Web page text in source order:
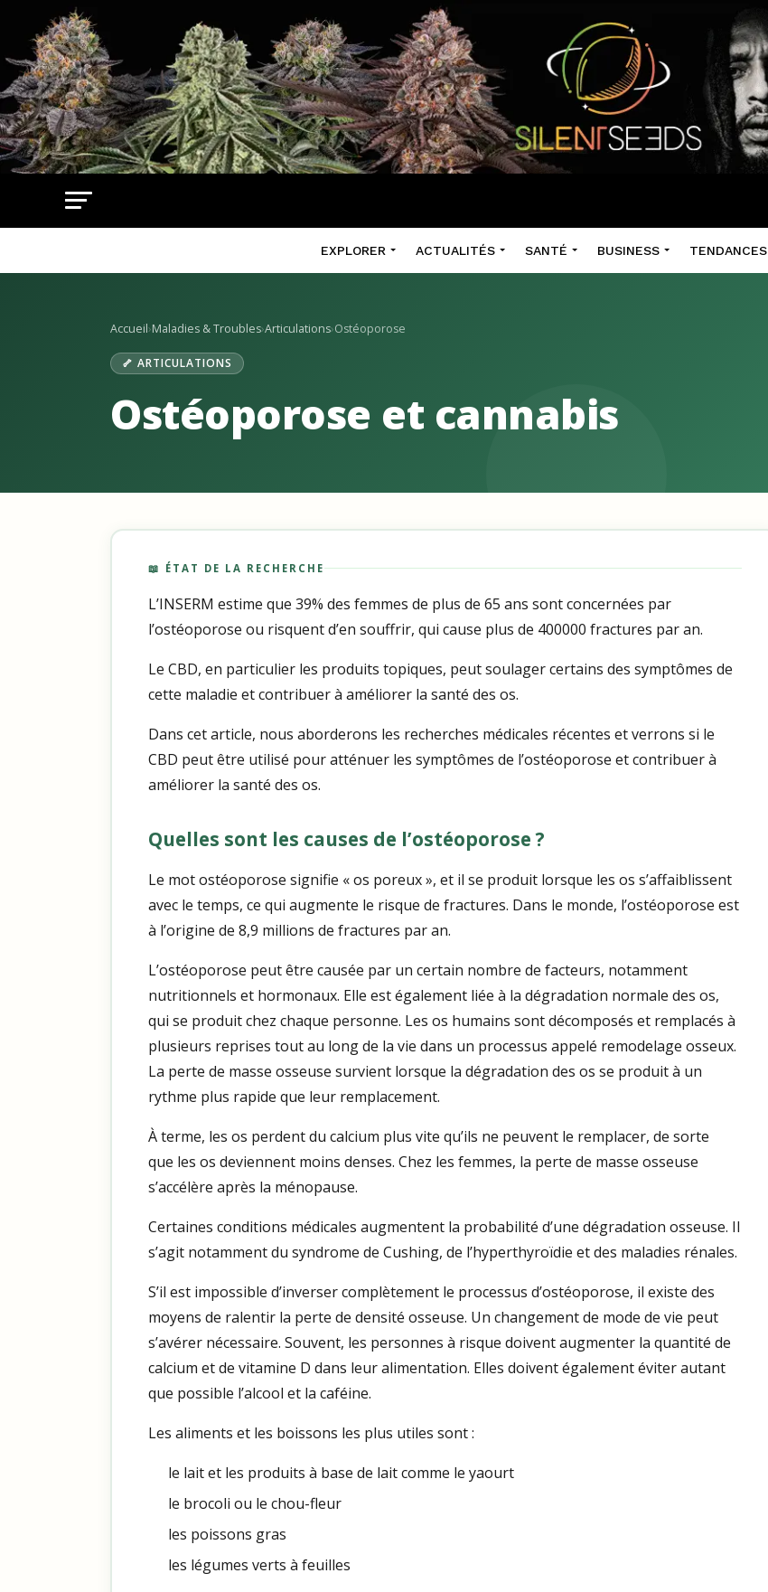
EXPLORER ACTUALITÉS SANTÉ BUSINESS TENDANCES
Accueil›Maladies & Troubles›Articulations›Ostéoporose
🦴 ARTICULATIONS
Ostéoporose et cannabis
📖 ÉTAT DE LA RECHERCHE
L’INSERM estime que 39% des femmes de plus de 65 ans sont concernées par
l’ostéoporose ou risquent d’en souffrir, qui cause plus de 400000 fractures par an.
Le CBD, en particulier les produits topiques, peut soulager certains des symptômes de
cette maladie et contribuer à améliorer la santé des os.
Dans cet article, nous aborderons les recherches médicales récentes et verrons si le
CBD peut être utilisé pour atténuer les symptômes de l’ostéoporose et contribuer à
améliorer la santé des os.
Quelles sont les causes de l’ostéoporose ?
Le mot ostéoporose signifie « os poreux », et il se produit lorsque les os s’affaiblissent
avec le temps, ce qui augmente le risque de fractures. Dans le monde, l’ostéoporose est
à l’origine de 8,9 millions de fractures par an.
L’ostéoporose peut être causée par un certain nombre de facteurs, notamment
nutritionnels et hormonaux. Elle est également liée à la dégradation normale des os,
qui se produit chez chaque personne. Les os humains sont décomposés et remplacés à
plusieurs reprises tout au long de la vie dans un processus appelé remodelage osseux.
La perte de masse osseuse survient lorsque la dégradation des os se produit à un
rythme plus rapide que leur remplacement.
À terme, les os perdent du calcium plus vite qu’ils ne peuvent le remplacer, de sorte
que les os deviennent moins denses. Chez les femmes, la perte de masse osseuse
s’accélère après la ménopause.
Certaines conditions médicales augmentent la probabilité d’une dégradation osseuse. Il
s’agit notamment du syndrome de Cushing, de l’hyperthyroïdie et des maladies rénales.
S’il est impossible d’inverser complètement le processus d’ostéoporose, il existe des
moyens de ralentir la perte de densité osseuse. Un changement de mode de vie peut
s’avérer nécessaire. Souvent, les personnes à risque doivent augmenter la quantité de
calcium et de vitamine D dans leur alimentation. Elles doivent également éviter autant
que possible l’alcool et la caféine.
Les aliments et les boissons les plus utiles sont :
le lait et les produits à base de lait comme le yaourt
le brocoli ou le chou-fleur
les poissons gras
les légumes verts à feuilles